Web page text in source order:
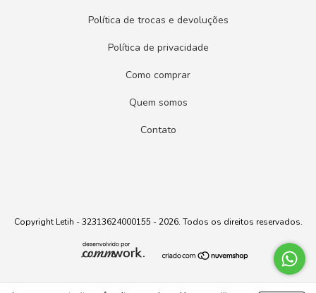
Política de trocas e devoluções
Política de privacidade
Como comprar
Quem somos
Contato
Copyright Letih - 32313624000155 - 2026. Todos os direitos reservados.